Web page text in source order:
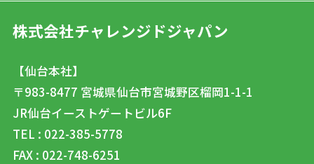
株式会社チャレンジドジャパン
【仙台本社】
〒983-8477 宮城県仙台市宮城野区榴岡1-1-1
JR仙台イーストゲートビル6F
TEL : 022-385-5778
FAX : 022-748-6251